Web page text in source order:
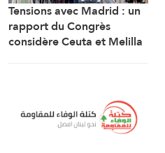
Tensions avec Madrid : un
rapport du Congrès
considère Ceuta et Melilla